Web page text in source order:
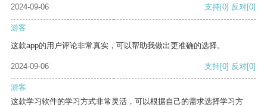
2024-09-06 支持[0] 反对[0]
游客
这款app的用户评论非常真实，可以帮助我做出更准确的选择。
2024-09-06 支持[0] 反对[0]
游客
这款学习软件的学习方式非常灵活，可以根据自己的需求选择学习方